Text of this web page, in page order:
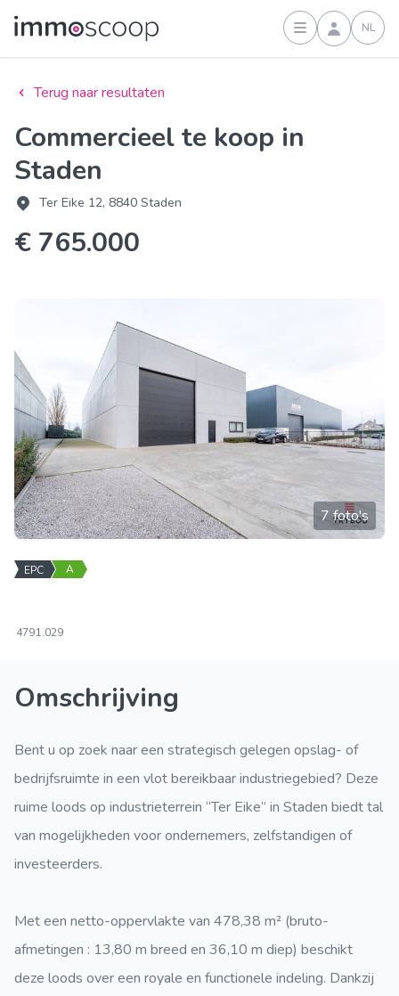
Inloggen
NL
Terug naar resultaten
Commercieel te koop in
Staden
Ter Eike 12, 8840 Staden
€ 765.000
7 foto's
EPC A
4791.029
Omschrijving
Bent u op zoek naar een strategisch gelegen opslag- of
bedrijfsruimte in een vlot bereikbaar industriegebied? Deze
ruime loods op industrieterrein “Ter Eike” in Staden biedt tal
van mogelijkheden voor ondernemers, zelfstandigen of
investeerders.
Met een netto-oppervlakte van 478,38 m² (bruto-
afmetingen : 13,80 m breed en 36,10 m diep) beschikt
deze loods over een royale en functionele indeling. Dankzij